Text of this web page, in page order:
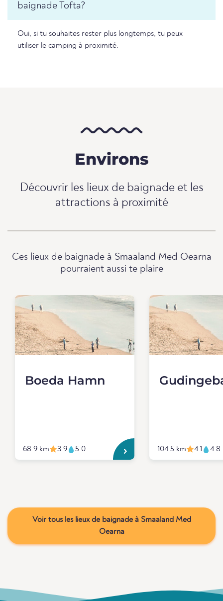
baignade Tofta?
Oui, si tu souhaites rester plus longtemps, tu peux
utiliser le camping à proximité.
Environs
Découvrir les lieux de baignade et les
attractions à proximité
Ces lieux de baignade à Smaaland Med Oearna
pourraient aussi te plaire
Boeda Hamn
68.9 km 3.9 5.0 104.5 km 4.1 4.8
Voir tous les lieux de baignade à Smaaland Med
Oearna